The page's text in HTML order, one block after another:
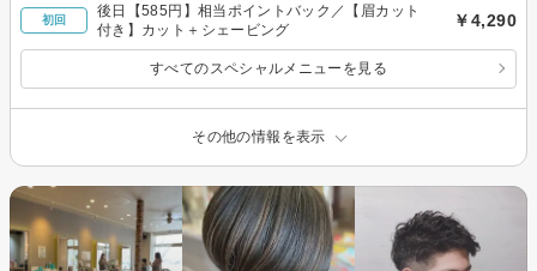
初回
後日【585円】相当ポイントバック／【眉カット
付き】カット＋シェービング
￥4,290
すべてのスペシャルメニューを見る
その他の情報を表示